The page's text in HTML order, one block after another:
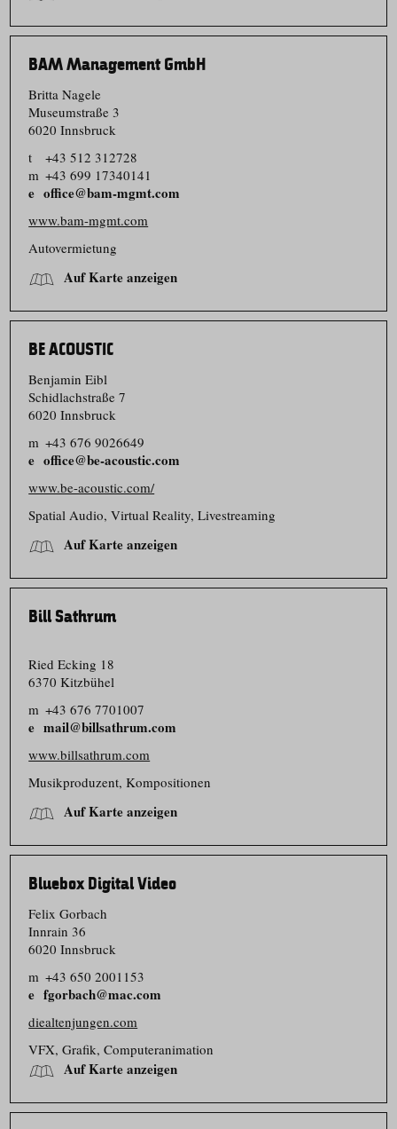
BAM Management GmbH
Britta Nagele
Museumstraße 3
6020 Innsbruck
t
+43 512 312728
m +43 699 17340141
office@bam-mgmt.com
www.bam-mgmt.com
Autovermietung
Auf Karte anzeigen
BE ACOUSTIC
Benjamin Eibl
Schidlachstraße 7
6020 Innsbruck
m +43 676 9026649
office@be-acoustic.com
www.be-acoustic.com/
Spatial Audio, Virtual Reality, Livestreaming
Auf Karte anzeigen
Bill Sathrum
Ried Ecking 18
6370 Kitzbühel
m +43 676 7701007
mail@billsathrum.com
www.billsathrum.com
Musikproduzent, Kompositionen
Auf Karte anzeigen
Bluebox Digital Video
Felix Gorbach
Innrain 36
6020 Innsbruck
m +43 650 2001153
fgorbach@mac.com
diealtenjungen.com
VFX, Grafik, Computeranimation
Auf Karte anzeigen